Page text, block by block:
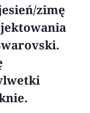
zimę